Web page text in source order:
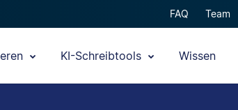
FAQ Team
KI-Schreibtools Wissen